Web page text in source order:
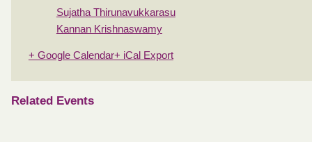
Sujatha Thirunavukkarasu
Kannan Krishnaswamy
+ Google Calendar+ iCal Export
Related Events